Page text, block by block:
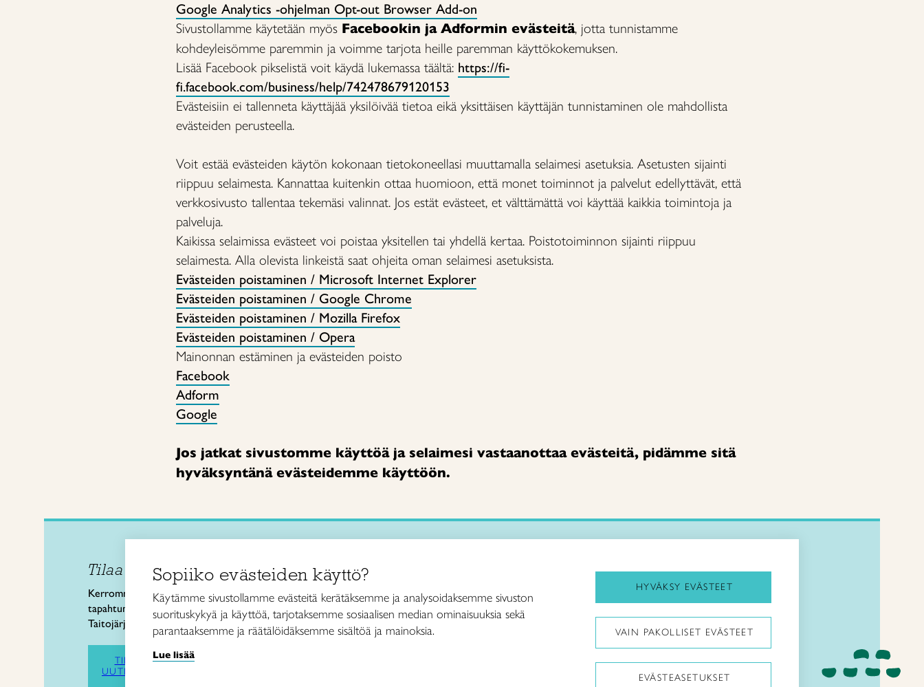
Google Analytics -ohjelman Opt-out Browser Add-on
Sivustollamme käytetään myös Facebookin ja Adformin evästeitä, jotta tunnistamme
kohdeyleisömme paremmin ja voimme tarjota heille paremman käyttökokemuksen.
Lisää Facebook pikselistä voit käydä lukemassa täältä: https://fi-
fi.facebook.com/business/help/742478679120153
Evästeisiin ei tallenneta käyttäjää yksilöivää tietoa eikä yksittäisen käyttäjän tunnistaminen ole mahdollista
evästeiden perusteella.
Voit estää evästeiden käytön kokonaan tietokoneellasi muuttamalla selaimesi asetuksia. Asetusten sijainti
riippuu selaimesta. Kannattaa kuitenkin ottaa huomioon, että monet toiminnot ja palvelut edellyttävät, että
verkkosivusto tallentaa tekemäsi valinnat. Jos estät evästeet, et välttämättä voi käyttää kaikkia toimintoja ja
palveluja.
Kaikissa selaimissa evästeet voi poistaa yksitellen tai yhdellä kertaa. Poistotoiminnon sijainti riippuu
selaimesta. Alla olevista linkeistä saat ohjeita oman selaimesi asetuksista.
Evästeiden poistaminen / Microsoft Internet Explorer
Evästeiden poistaminen / Google Chrome
Evästeiden poistaminen / Mozilla Firefox
Evästeiden poistaminen / Opera
Mainonnan estäminen ja evästeiden poisto
Facebook
Adform
Google
Jos jatkat sivustomme käyttöä ja selaimesi vastaanottaa evästeitä, pidämme sitä
hyväksyntänä evästeidemme käyttöön.
Tilaa uutiskirje
Kerromme käsityön valtakunnallisista
tapahtumista ja uutisista sekä
Taitojärjestön toiminnasta.
TILAA
UUTISKIRJE
Taito Itä-Suomi ry
Pursialankatu 6
50100 Mikkeli
puh. 0440 162 230
Taito Shopit
Kenkävero
Sopiiko evästeiden käyttö?
Käytämme sivustollamme evästeitä kerätäksemme ja analysoidaksemme sivuston
suorituskykyä ja käyttöä, tarjotaksemme sosiaalisen median ominaisuuksia sekä
parantaaksemme ja räätälöidäksemme sisältöä ja mainoksia.
Lue lisää
HYVÄKSY EVÄSTEET
VAIN PAKOLLISET EVÄSTEET
EVÄSTEASETUKSET